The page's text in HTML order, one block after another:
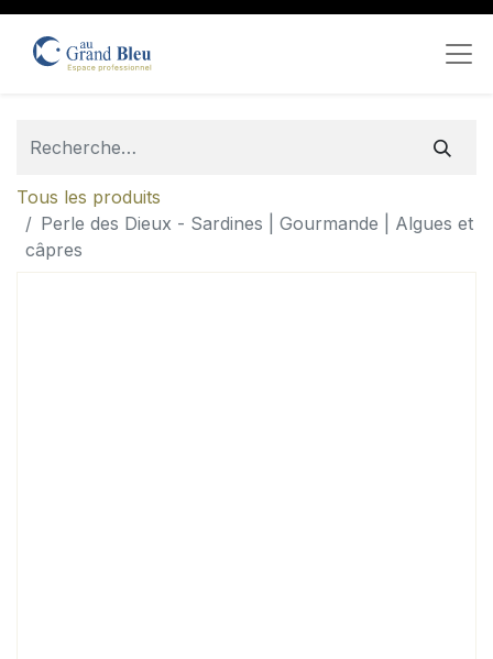
Tous les produits
Perle des Dieux - Sardines | Gourmande | Algues et
câpres